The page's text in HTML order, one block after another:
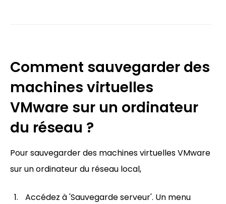
Comment sauvegarder des
machines virtuelles
VMware sur un ordinateur
du réseau ?
Pour sauvegarder des machines virtuelles VMware
sur un ordinateur du réseau local,
Accédez à 'Sauvegarde serveur'. Un menu